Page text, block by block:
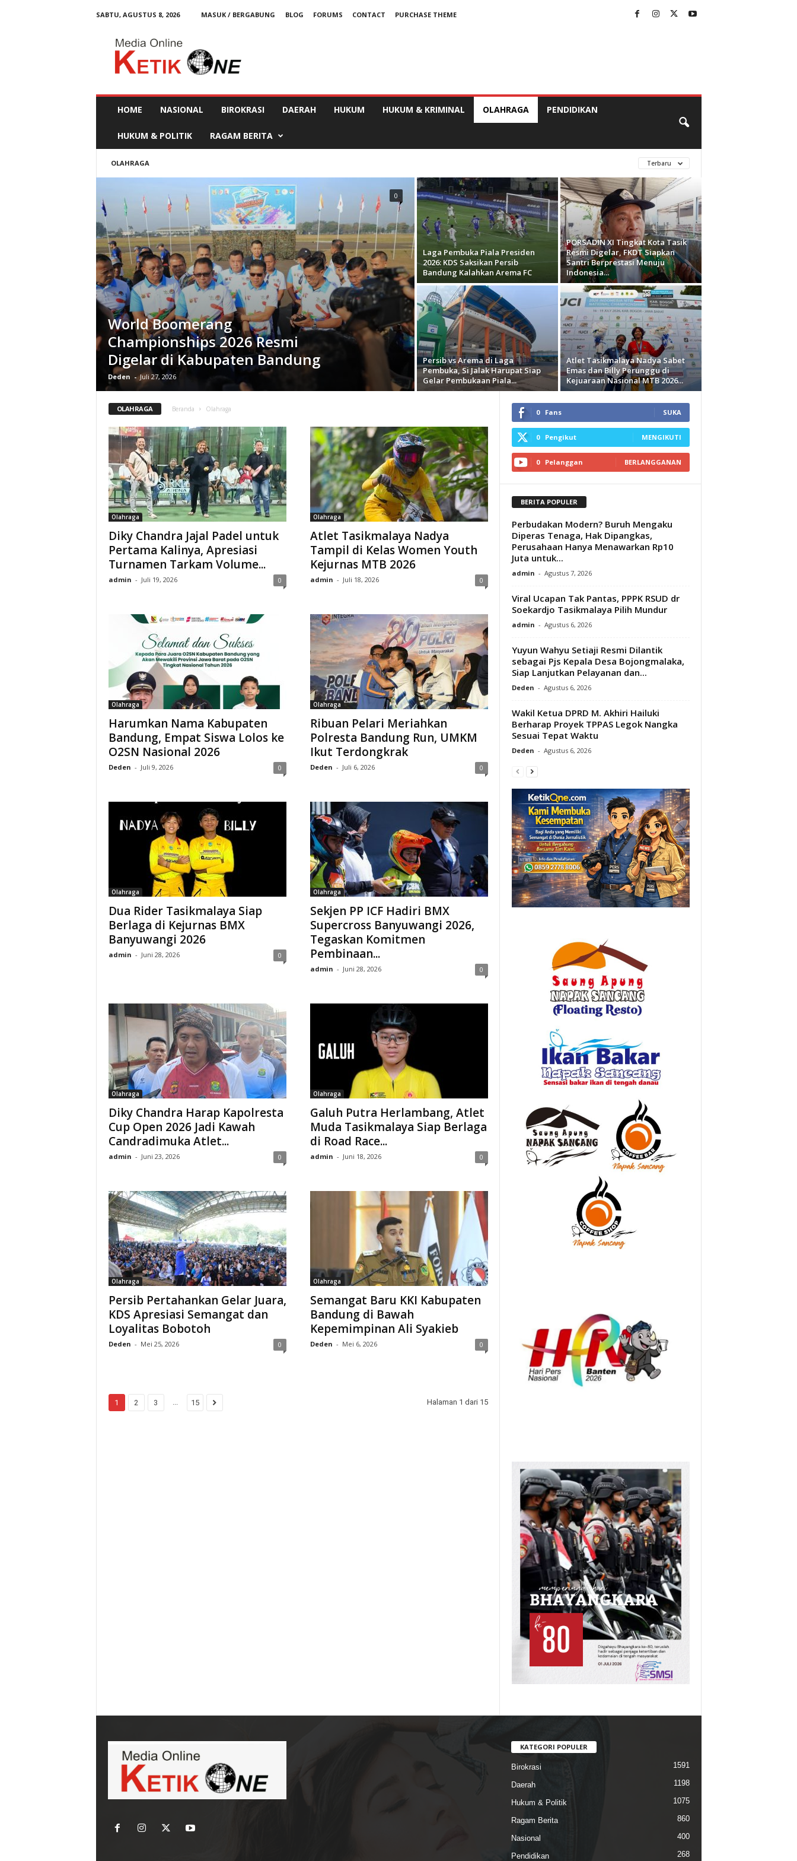
SABTU, AGUSTUS 8, 2026 MASUK / BERGABUNG BLOG FORUMS CONTACT
PURCHASE THEME
HOME NASIONAL BIROKRASI DAERAH HUKUM HUKUM & KRIMINAL OLAHRAGA PENDIDIKAN
HUKUM & POLITIK RAGAM BERITA
OLAHRAGA Terbaru
World Boomerang
Championships 2026 Resmi
Digelar di Kabupaten Bandung
Deden - Juli 27, 2026
0
Laga Pembuka Piala Presiden
2026: KDS Saksikan Persib
Bandung Kalahkan Arema FC
PORSADIN XI Tingkat Kota Tasik
Resmi Digelar, FKDT Siapkan
Santri Berprestasi Menuju
Indonesia...
Persib vs Arema di Laga
Pembuka, Si Jalak Harupat Siap
Gelar Pembukaan Piala...
Atlet Tasikmalaya Nadya Sabet
Emas dan Billy Perunggu di
Kejuaraan Nasional MTB 2026...
OLAHRAGA Beranda Olahraga
Olahraga
Diky Chandra Jajal Padel untuk
Pertama Kalinya, Apresiasi
Turnamen Tarkam Volume...
admin - Juli 19, 2026 0
Olahraga
Atlet Tasikmalaya Nadya
Tampil di Kelas Women Youth
Kejurnas MTB 2026
admin - Juli 18, 2026 0
Olahraga
Harumkan Nama Kabupaten
Bandung, Empat Siswa Lolos ke
O2SN Nasional 2026
Deden - Juli 9, 2026 0
Olahraga
Ribuan Pelari Meriahkan
Polresta Bandung Run, UMKM
Ikut Terdongkrak
Deden - Juli 6, 2026 0
Olahraga
Dua Rider Tasikmalaya Siap
Berlaga di Kejurnas BMX
Banyuwangi 2026
admin - Juni 28, 2026 0
Olahraga
Sekjen PP ICF Hadiri BMX
Supercross Banyuwangi 2026,
Tegaskan Komitmen
Pembinaan...
admin - Juni 28, 2026 0
Olahraga
Diky Chandra Harap Kapolresta
Cup Open 2026 Jadi Kawah
Candradimuka Atlet...
admin - Juni 23, 2026 0
Olahraga
Galuh Putra Herlambang, Atlet
Muda Tasikmalaya Siap Berlaga
di Road Race...
admin - Juni 18, 2026 0
Olahraga
Persib Pertahankan Gelar Juara,
KDS Apresiasi Semangat dan
Loyalitas Bobotoh
Deden - Mei 25, 2026 0
Olahraga
Semangat Baru KKI Kabupaten
Bandung di Bawah
Kepemimpinan Ali Syakieb
Deden - Mei 6, 2026 0
1 2 3 ... 15 Halaman 1 dari 15
0 Fans SUKA
0 Pengikut MENGIKUTI
0 Pelanggan BERLANGGANAN
BERITA POPULER
Perbudakan Modern? Buruh Mengaku
Diperas Tenaga, Hak Dipangkas,
Perusahaan Hanya Menawarkan Rp10
Juta untuk...
admin - Agustus 7, 2026
Viral Ucapan Tak Pantas, PPPK RSUD dr
Soekardjo Tasikmalaya Pilih Mundur
admin - Agustus 6, 2026
Yuyun Wahyu Setiaji Resmi Dilantik
sebagai Pjs Kepala Desa Bojongmalaka,
Siap Lanjutkan Pelayanan dan...
Deden - Agustus 6, 2026
Wakil Ketua DPRD M. Akhiri Hailuki
Berharap Proyek TPPAS Legok Nangka
Sesuai Tepat Waktu
Deden - Agustus 6, 2026
KATEGORI POPULER
Birokrasi 1591
Daerah 1198
Hukum & Politik 1075
Ragam Berita 860
Nasional 400
Pendidikan 268